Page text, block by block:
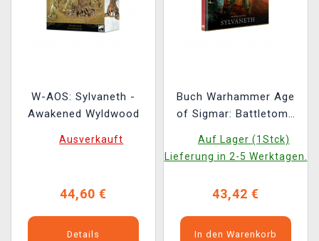
W-AOS: Sylvaneth -
Awakened Wyldwood
Ausverkauft
44,60 €
Details
Buch Warhammer Age
of Sigmar: Battletome
Auf Lager (1Stck)
Lieferung in 2-5 Werktagen.
43,42 €
In den Warenkorb